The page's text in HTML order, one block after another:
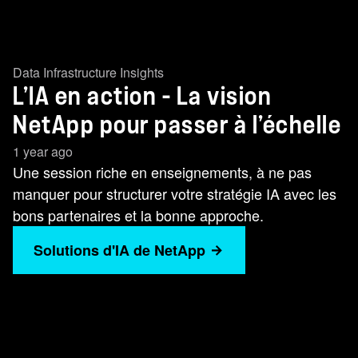
Data Infrastructure Insights
L’IA en action - La vision
NetApp pour passer à l’échelle
1 year ago
Une session riche en enseignements, à ne pas
manquer pour structurer votre stratégie IA avec les
bons partenaires et la bonne approche.
Solutions d'IA de NetApp